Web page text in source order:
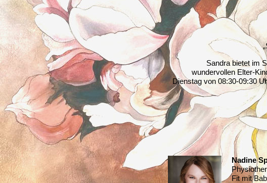
Sandra bietet im
wundervollen Elter-
Dienstag von 08:30-09:30
Nadine
Fit mit